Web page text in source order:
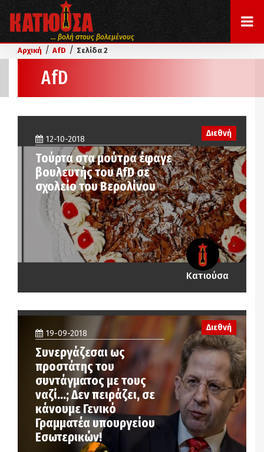
... βολή στους βολεμένους
Αρχική / AfD / Σελίδα 2
AfD
Διεθνή
12-10-2018
Toύρτα στα μούτρα έφαγε
βουλευτής του AfD σε
σχολείο του Βερολίνου
Κατιούσα
19-09-2018
Συνεργάζεσαι ως
προστάτης του
συντάγματος με τους
ναζί…; Δεν πειράζει, σε
κάνουμε Γενικό
Γραμματέα υπουργείου
Εσωτερικών!
Διεθνή